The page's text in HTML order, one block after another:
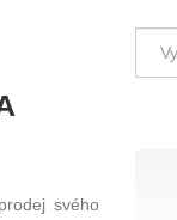
svého